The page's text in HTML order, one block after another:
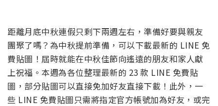
距離月底中秋連假只剩下兩週左右，準備好要與親友
團聚了嗎？為中秋提前準備，可以下載最新的 LINE 免
費貼圖！屆時就能在中秋佳節向遙遠的朋友和家人獻
上祝福。本週為各位整理最新的 23 款 LINE 免費貼
圖，部分貼圖可以直接免加好友直接下載！此外，一
些 LINE 免費貼圖只需將指定官方帳號加為好友，或完